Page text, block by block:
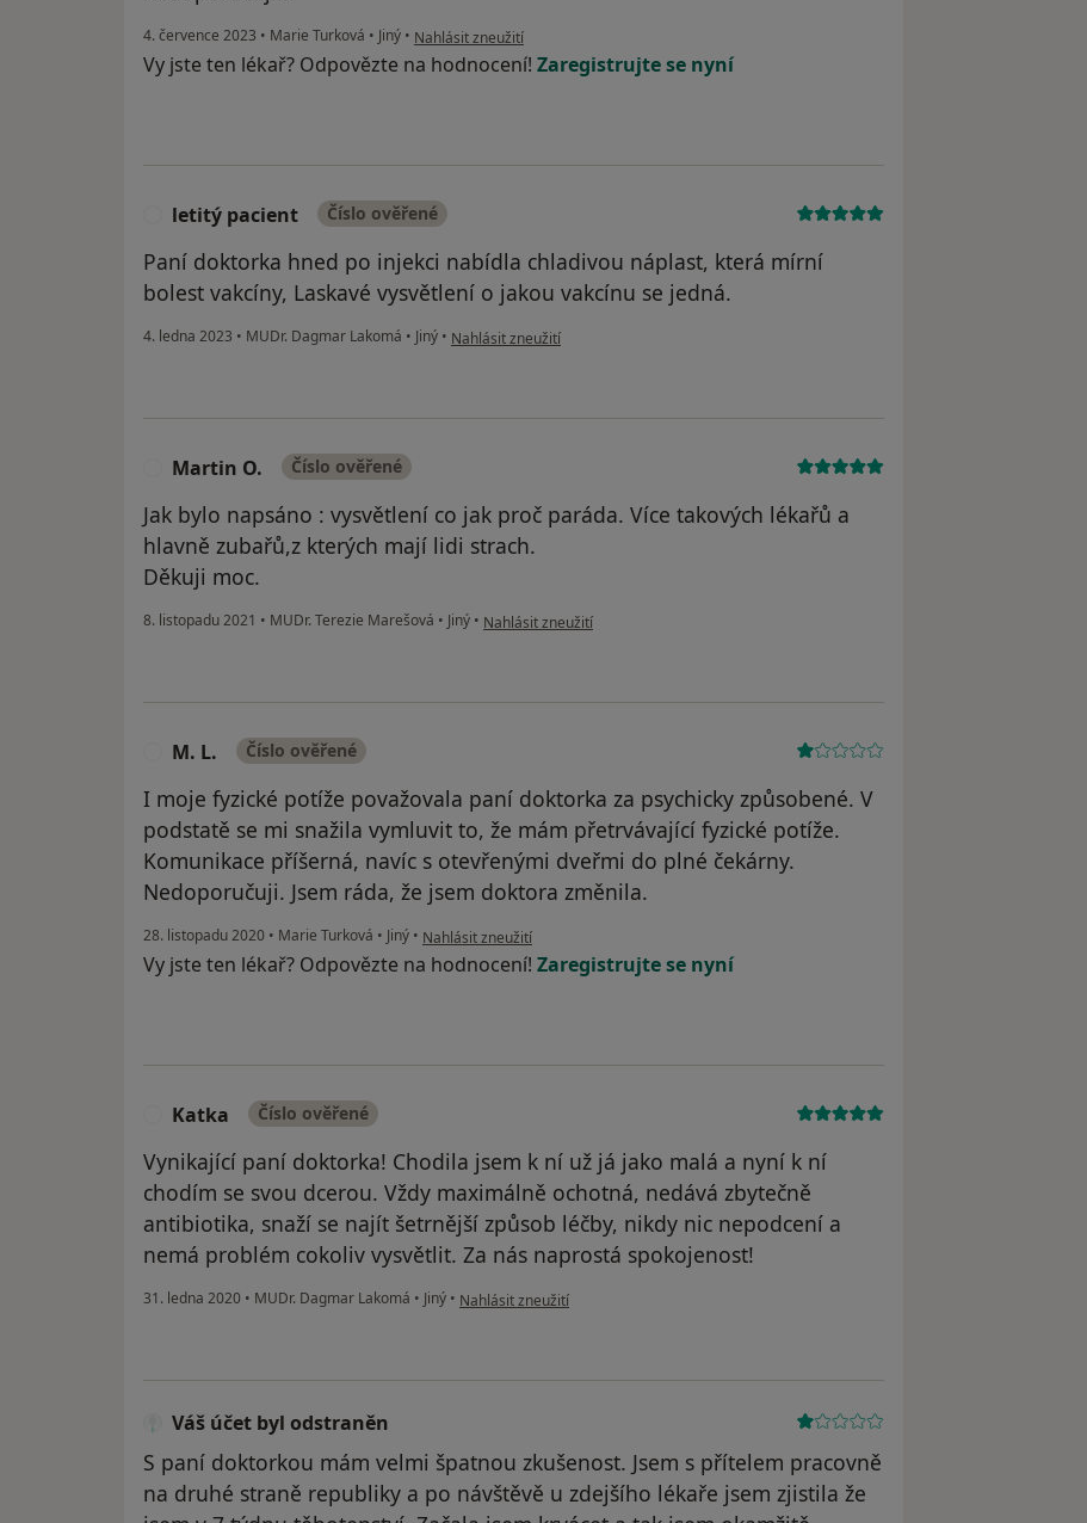
4. července 2023 • Marie Turková • Jiný • podle názoru uživatele Pacient
Nahlásit zneužití
Vy jste ten lékař? Odpovězte na hodnocení! Zaregistrujte se nyní
letitý pacient Číslo ověřené
Paní doktorka hned po injekci nabídla chladivou náplast, která mírní
bolest vakcíny, Laskavé vysvětlení o jakou vakcínu se jedná.
4. ledna 2023 • MUDr. Dagmar Lakomá • Jiný • podle názoru uživatele letitý pacient
Nahlásit zneužití
Martin O. Číslo ověřené
Jak bylo napsáno : vysvětlení co jak proč paráda. Více takových lékařů a
hlavně zubařů,z kterých mají lidi strach.
Děkuji moc.
8. listopadu 2021 • MUDr. Terezie Marešová • Jiný • podle názoru uživatele Martin O.
Nahlásit zneužití
M. L. Číslo ověřené
I moje fyzické potíže považovala paní doktorka za psychicky způsobené. V
podstatě se mi snažila vymluvit to, že mám přetrvávající fyzické potíže.
Komunikace příšerná, navíc s otevřenými dveřmi do plné čekárny.
Nedoporučuji. Jsem ráda, že jsem doktora změnila.
28. listopadu 2020 • Marie Turková • Jiný • podle názoru uživatele M. L.
Nahlásit zneužití
Vy jste ten lékař? Odpovězte na hodnocení! Zaregistrujte se nyní
Katka Číslo ověřené
Vynikající paní doktorka! Chodila jsem k ní už já jako malá a nyní k ní
chodím se svou dcerou. Vždy maximálně ochotná, nedává zbytečně
antibiotika, snaží se najít šetrnější způsob léčby, nikdy nic nepodcení a
nemá problém cokoliv vysvětlit. Za nás naprostá spokojenost!
31. ledna 2020 • MUDr. Dagmar Lakomá • Jiný • podle názoru uživatele Katka
Nahlásit zneužití
Váš účet byl odstraněn
S paní doktorkou mám velmi špatnou zkušenost. Jsem s přítelem pracovně
na druhé straně republiky a po návštěvě u zdejšího lékaře jsem zjistila že